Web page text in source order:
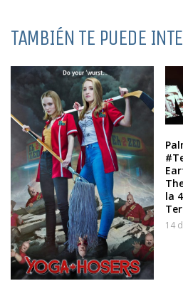
TAMBIÉN TE PUEDE
la
14